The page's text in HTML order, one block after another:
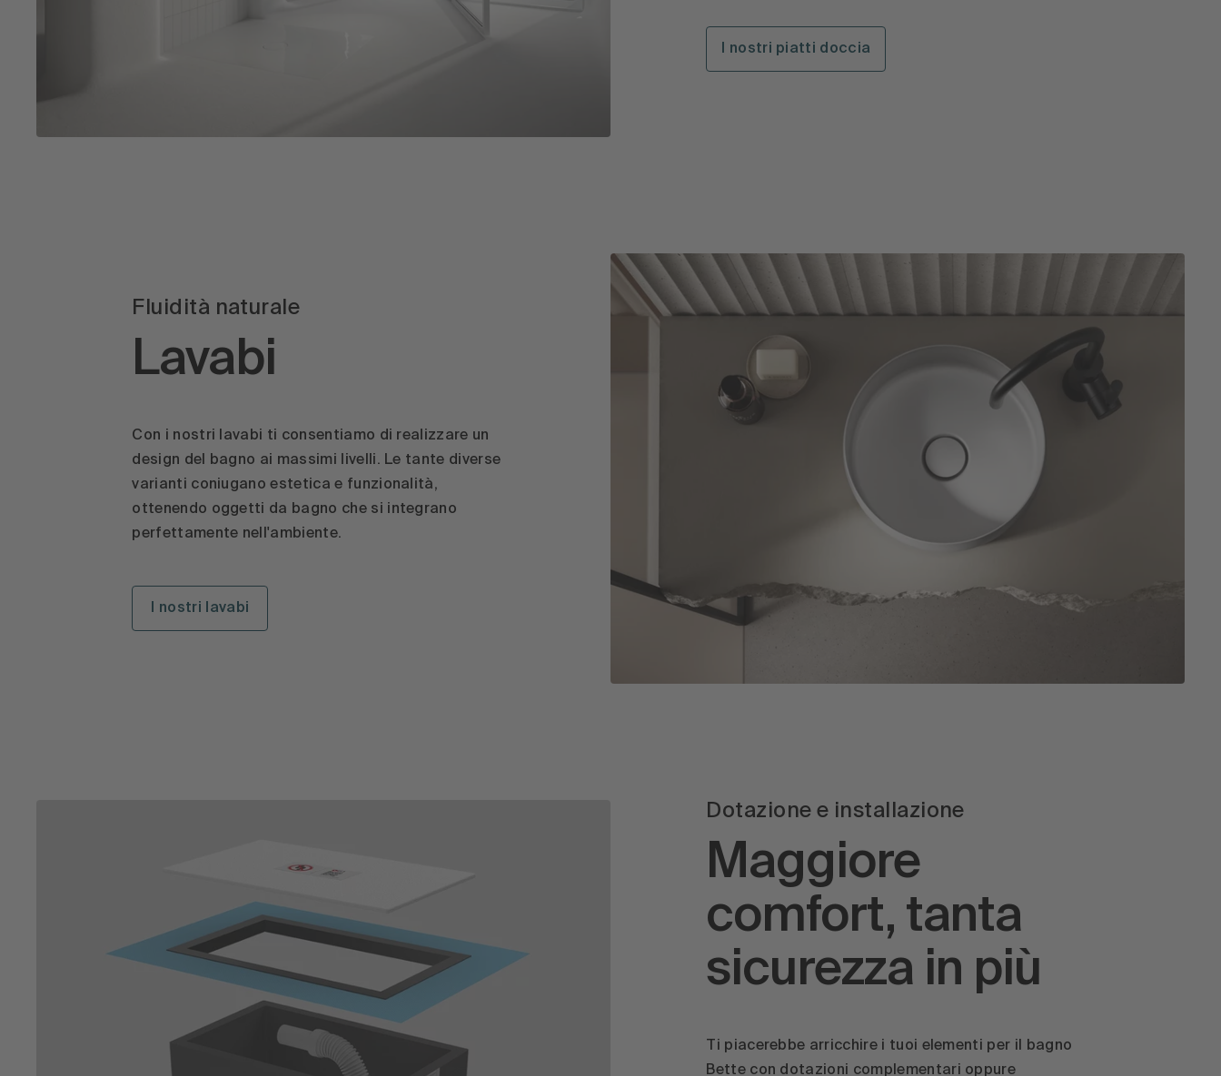
I nostri piatti doccia
Fluidità naturale
Lavabi
Con i nostri lavabi ti consentiamo di realizzare un
design del bagno ai massimi livelli. Le tante diverse
varianti coniugano estetica e funzionalità,
ottenendo oggetti da bagno che si integrano
perfettamente nell'ambiente.
I nostri lavabi
Dotazione e installazione
Maggiore
comfort, tanta
sicurezza in più
Ti piacerebbe arricchire i tuoi elementi per il bagno
Bette con dotazioni complementari oppure